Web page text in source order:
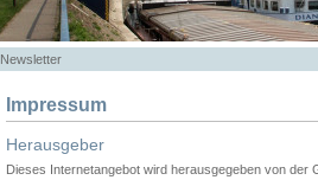
Newsletter
Impressum
Herausgeber
Dieses Internetangebot wird herausgegeben von